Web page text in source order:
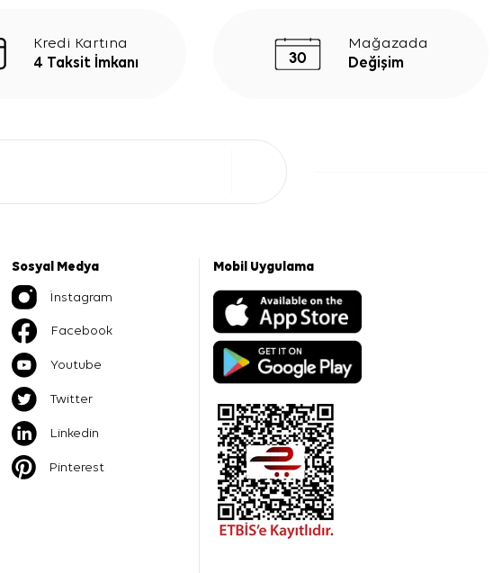
Kredi Kartına
4 Taksit İmkanı
Mağazada
Değişim
Sosyal Medya
İnstagram
Facebook
Youtube
Twitter
Linkedin
Pinterest
Mobil Uygulama